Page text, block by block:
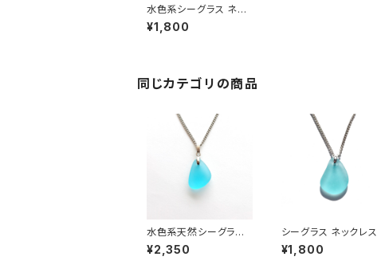
水色系シーグラス ネッ
クレス BN-93
¥1,800
同じカテゴリの商品
水色系天然シーグラス
ネックレス BN-95
¥2,350
シーグラス ネックレス
（水色系） BN-91
¥1,800